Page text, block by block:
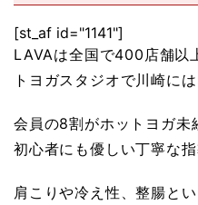
[st_af id="1141"]
LAVAは全国で400店舗以
トヨガスタジオで川崎に
会員の8割がホットヨガ未
初心者にも優しい丁寧な指
肩こりや冷え性、整腸と